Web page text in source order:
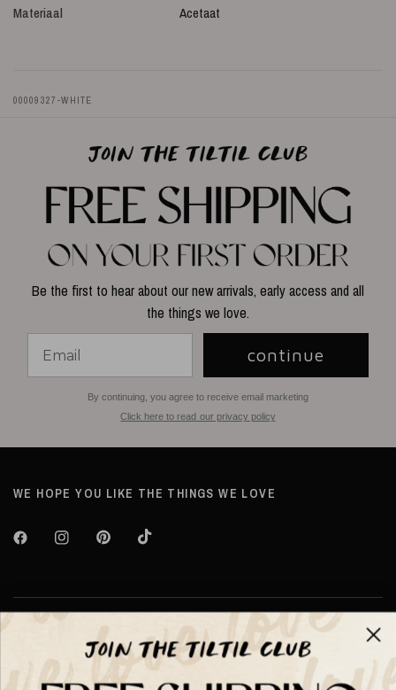
Materiaal Acetaat
00009327-WHITE
Be the first to hear about our new arrivals, early access and all
the things we love.
continue
By continuing, you agree to receive email marketing
Click here to read our privacy policy
WE HOPE YOU LIKE THE THINGS WE LOVE
Over TILTIL